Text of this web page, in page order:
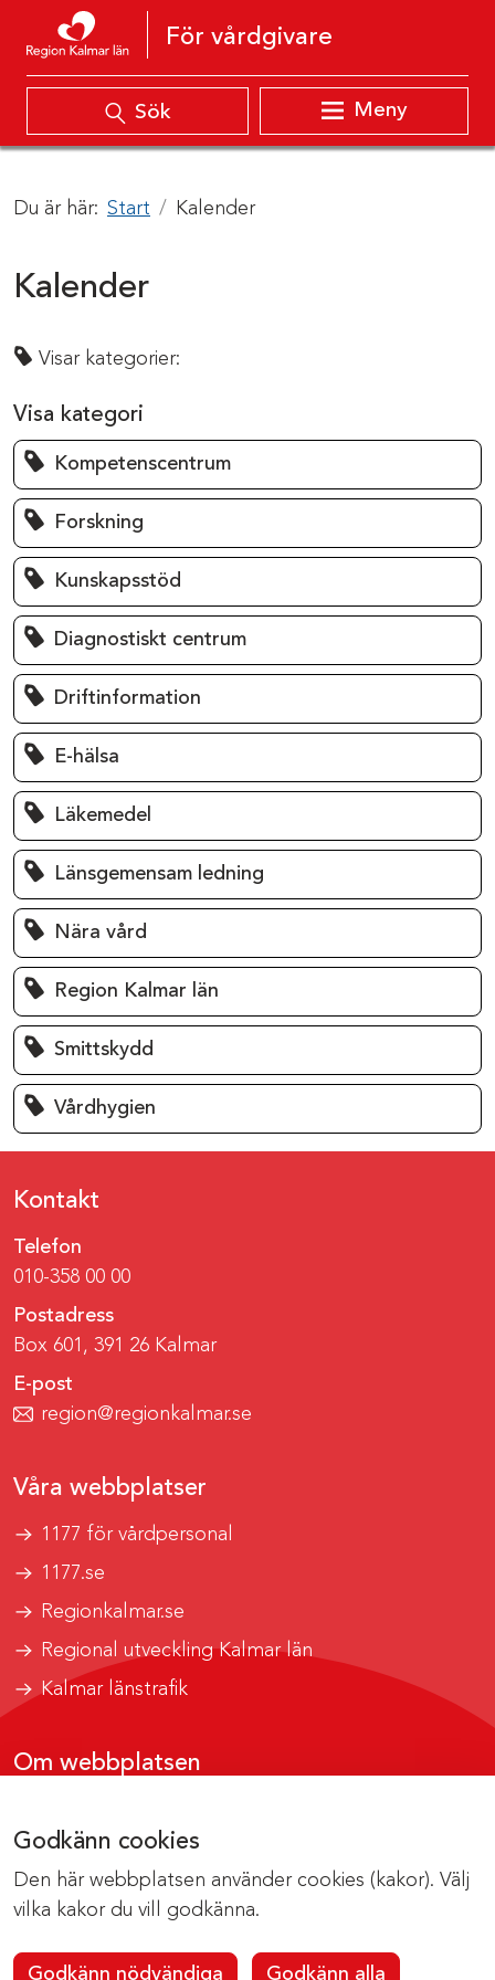
Godkänn cookies
Den här webbplatsen använder cookies (kakor). Välj
vilka kakor du vill godkänna.
Godkänn nödvändiga Godkänn alla
Hoppa till innehåll
För vårdgivare
Sök Meny
Du är här: Start Kalender
Kalender
Visar kategorier:
Visa kategori
Kompetenscentrum
Forskning
Kunskapsstöd
Diagnostiskt centrum
Driftinformation
E-hälsa
Läkemedel
Länsgemensam ledning
Nära vård
Region Kalmar län
Smittskydd
Vårdhygien
Kontakt
Telefon
010-358 00 00
Postadress
Box 601, 391 26 Kalmar
E-post
region@regionkalmar.se
Våra webbplatser
1177 för vårdpersonal
1177.se
Regionkalmar.se
Regional utveckling Kalmar län
Kalmar länstrafik
Om webbplatsen
Om cookies
Kontakta webbredaktionen